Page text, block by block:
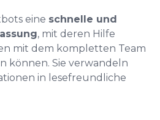
eine schnelle und
, mit deren Hilfe
mit dem kompletten Team
können. Sie verwandeln
in lesefreundliche